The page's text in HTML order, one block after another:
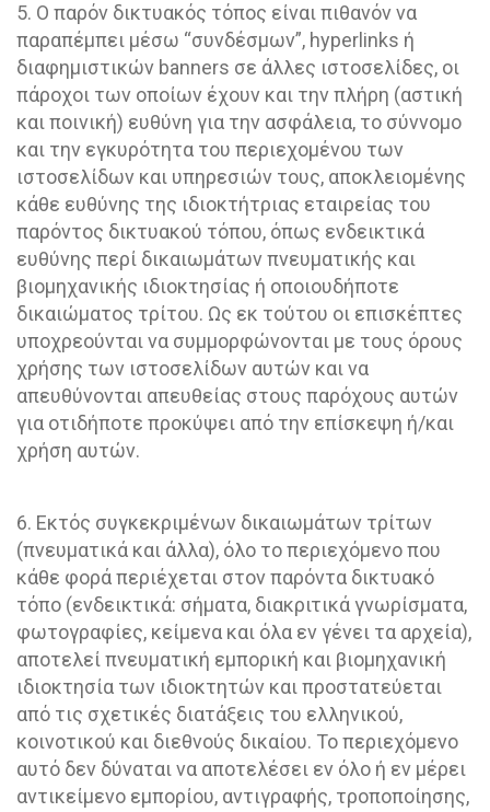
5. Ο παρόν δικτυακός τόπος είναι πιθανόν να
παραπέμπει μέσω “συνδέσμων”, hyperlinks ή
διαφημιστικών banners σε άλλες ιστοσελίδες, οι
πάροχοι των οποίων έχουν και την πλήρη (αστική
και ποινική) ευθύνη για την ασφάλεια, το σύννομο
και την εγκυρότητα του περιεχομένου των
ιστοσελίδων και υπηρεσιών τους, αποκλειομένης
κάθε ευθύνης της ιδιοκτήτριας εταιρείας του
παρόντος δικτυακού τόπου, όπως ενδεικτικά
ευθύνης περί δικαιωμάτων πνευματικής και
βιομηχανικής ιδιοκτησίας ή οποιουδήποτε
δικαιώματος τρίτου. Ως εκ τούτου οι επισκέπτες
υποχρεούνται να συμμορφώνονται με τους όρους
χρήσης των ιστοσελίδων αυτών και να
απευθύνονται απευθείας στους παρόχους αυτών
για οτιδήποτε προκύψει από την επίσκεψη ή/και
χρήση αυτών.
6. Εκτός συγκεκριμένων δικαιωμάτων τρίτων
(πνευματικά και άλλα), όλο το περιεχόμενο που
κάθε φορά περιέχεται στον παρόντα δικτυακό
τόπο (ενδεικτικά: σήματα, διακριτικά γνωρίσματα,
φωτογραφίες, κείμενα και όλα εν γένει τα αρχεία),
αποτελεί πνευματική εμπορική και βιομηχανική
ιδιοκτησία των ιδιοκτητών και προστατεύεται
από τις σχετικές διατάξεις του ελληνικού,
κοινοτικού και διεθνούς δικαίου. Το περιεχόμενο
αυτό δεν δύναται να αποτελέσει εν όλο ή εν μέρει
αντικείμενο εμπορίου, αντιγραφής, τροποποίησης,